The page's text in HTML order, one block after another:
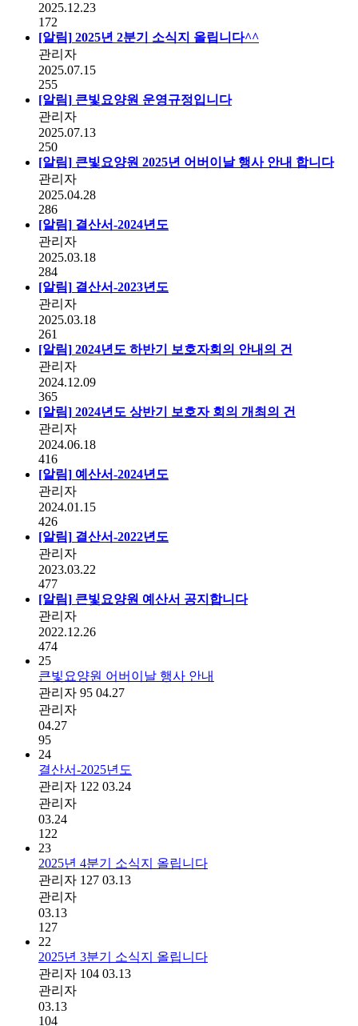
2025.12.23
172
[알림] 2025년 2분기 소식지 올립니다^^
관리자
2025.07.15
255
[알림] 큰빛요양원 운영규정입니다
관리자
2025.07.13
250
[알림] 큰빛요양원 2025년 어버이날 행사 안내 합니다
관리자
2025.04.28
286
[알림] 결산서-2024년도
관리자
2025.03.18
284
[알림] 결산서-2023년도
관리자
2025.03.18
261
[알림] 2024년도 하반기 보호자회의 안내의 건
관리자
2024.12.09
365
[알림] 2024년도 상반기 보호자 회의 개최의 건
관리자
2024.06.18
416
[알림] 예산서-2024년도
관리자
2024.01.15
426
[알림] 결산서-2022년도
관리자
2023.03.22
477
[알림] 큰빛요양원 예산서 공지합니다
관리자
2022.12.26
474
25
큰빛요양원 어버이날 행사 안내
관리자 95 04.27
관리자
04.27
95
24
결산서-2025년도
관리자 122 03.24
관리자
03.24
122
23
2025년 4분기 소식지 올립니다
관리자 127 03.13
관리자
03.13
127
22
2025년 3분기 소식지 올립니다
관리자 104 03.13
관리자
03.13
104